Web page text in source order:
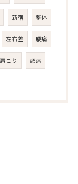
新宿 整体
左右差 腰痛
肩こり 頭痛